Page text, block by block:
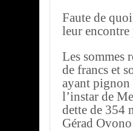
Faute de
leur
Les sommes
de francs et
ayant pignon
l’instar de
dette de 354
Gérad